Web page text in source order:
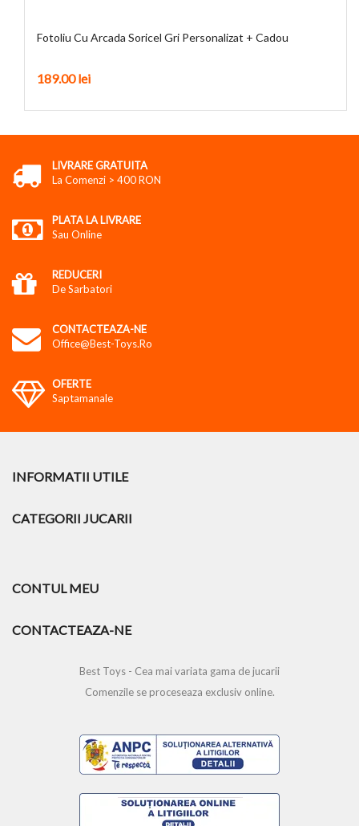
Fotoliu Cu Arcada Soricel Gri Personalizat + Cadou
189.00lei
LIVRARE GRATUITA
La Comenzi > 400 RON
PLATA LA LIVRARE
Sau Online
REDUCERI
De Sarbatori
CONTACTEAZA-NE
Office@best-Toys.ro
OFERTE
Saptamanale
INFORMATII UTILE
CATEGORII JUCARII
CONTUL MEU
CONTACTEAZA-NE
Best Toys - Cea mai variata gama de jucarii
Comenzile se proceseaza exclusiv online.